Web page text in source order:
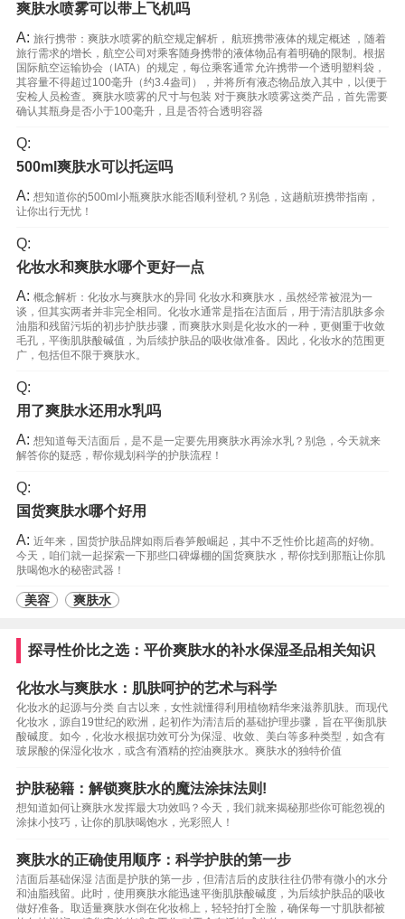
爽肤水喷雾可以带上飞机吗
A: 旅行携带：爽肤水喷雾的航空规定解析， 航班携带液体的规定概述 ，随着
旅行需求的增长，航空公司对乘客随身携带的液体物品有着明确的限制。根据
国际航空运输协会（IATA）的规定，每位乘客通常允许携带一个透明塑料袋，
其容量不得超过100毫升（约3.4盎司），并将所有液态物品放入其中，以便于
安检人员检查。爽肤水喷雾的尺寸与包装 对于爽肤水喷雾这类产品，首先需要
确认其瓶身是否小于100毫升，且是否符合透明容器
Q:
500ml爽肤水可以托运吗
A: 想知道你的500ml小瓶爽肤水能否顺利登机？别急，这趟航班携带指南，
让你出行无忧！
Q:
化妆水和爽肤水哪个更好一点
A: 概念解析：化妆水与爽肤水的异同 化妆水和爽肤水，虽然经常被混为一
谈，但其实两者并非完全相同。化妆水通常是指在洁面后，用于清洁肌肤多余
油脂和残留污垢的初步护肤步骤，而爽肤水则是化妆水的一种，更侧重于收敛
毛孔，平衡肌肤酸碱值，为后续护肤品的吸收做准备。因此，化妆水的范围更
广，包括但不限于爽肤水。
Q:
用了爽肤水还用水乳吗
A: 想知道每天洁面后，是不是一定要先用爽肤水再涂水乳？别急，今天就来
解答你的疑惑，帮你规划科学的护肤流程！
Q:
国货爽肤水哪个好用
A: 近年来，国货护肤品牌如雨后春笋般崛起，其中不乏性价比超高的好物。
今天，咱们就一起探索一下那些口碑爆棚的国货爽肤水，帮你找到那瓶让你肌
肤喝饱水的秘密武器！
美容 爽肤水
探寻性价比之选：平价爽肤水的补水保湿圣品相关知识
化妆水与爽肤水：肌肤呵护的艺术与科学
化妆水的起源与分类 自古以来，女性就懂得利用植物精华来滋养肌肤。而现代
化妆水，源自19世纪的欧洲，起初作为清洁后的基础护理步骤，旨在平衡肌肤
酸碱度。如今，化妆水根据功效可分为保湿、收敛、美白等多种类型，如含有
玻尿酸的保湿化妆水，或含有酒精的控油爽肤水。爽肤水的独特价值
护肤秘籍：解锁爽肤水的魔法涂抹法则!
想知道如何让爽肤水发挥最大功效吗？今天，我们就来揭秘那些你可能忽视的
涂抹小技巧，让你的肌肤喝饱水，光彩照人！
爽肤水的正确使用顺序：科学护肤的第一步
洁面后基础保湿 洁面是护肤的第一步，但清洁后的皮肤往往仍带有微小的水分
和油脂残留。此时，使用爽肤水能迅速平衡肌肤酸碱度，为后续护肤品的吸收
做好准备。取适量爽肤水倒在化妆棉上，轻轻拍打全脸，确保每一寸肌肤都被